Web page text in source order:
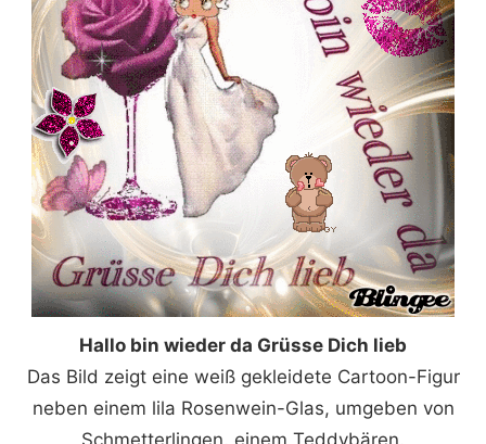
Hallo bin wieder da Grüsse Dich lieb
Das Bild zeigt eine weiß gekleidete Cartoon-Figur
neben einem lila Rosenwein-Glas, umgeben von